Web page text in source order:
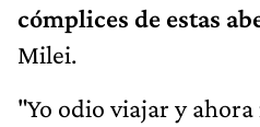
cómplices de estas
Milei.
"Yo odio viajar y